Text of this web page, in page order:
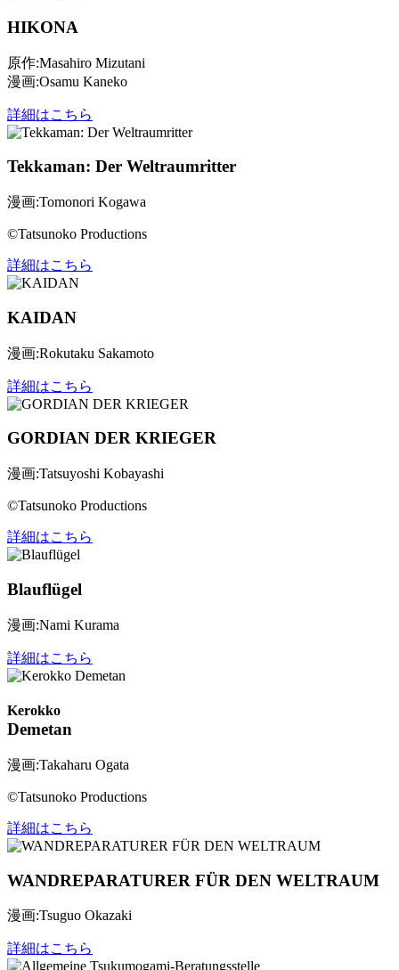
HIKONA
原作:Masahiro Mizutani
漫画:Osamu Kaneko
詳細はこちら
Tekkaman: Der Weltraumritter
漫画:Tomonori Kogawa
©Tatsunoko Productions
詳細はこちら
KAIDAN
漫画:Rokutaku Sakamoto
詳細はこちら
GORDIAN DER KRIEGER
漫画:Tatsuyoshi Kobayashi
©Tatsunoko Productions
詳細はこちら
Blauflügel
漫画:Nami Kurama
詳細はこちら
Kerokko
Demetan
漫画:Takaharu Ogata
©Tatsunoko Productions
詳細はこちら
WANDREPARATURER FÜR DEN WELTRAUM
漫画:Tsuguo Okazaki
詳細はこちら